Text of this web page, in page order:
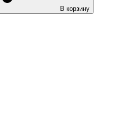
В корзину